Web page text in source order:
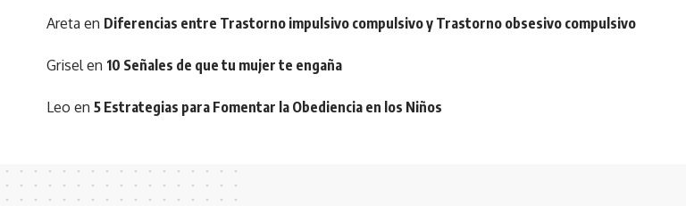
Areta en Diferencias entre Trastorno impulsivo compulsivo y Trastorno obsesivo compulsivo
Grisel en 10 Señales de que tu mujer te engaña
Leo en 5 Estrategias para Fomentar la Obediencia en los Niños